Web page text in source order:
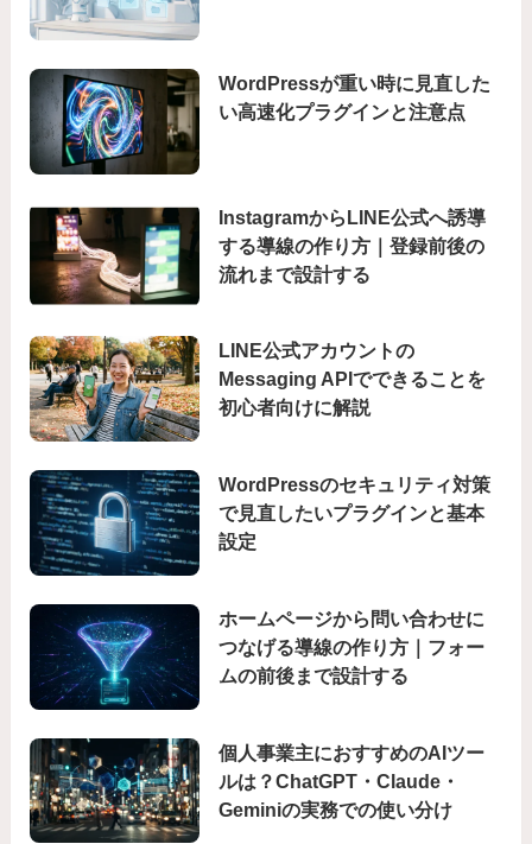
WordPressが重い時に見直した
い高速化プラグインと注意点
InstagramからLINE公式へ誘導
する導線の作り方｜登録前後の
流れまで設計する
LINE公式アカウントの
Messaging APIでできることを
初心者向けに解説
WordPressのセキュリティ対策
で見直したいプラグインと基本
設定
ホームページから問い合わせに
つなげる導線の作り方｜フォー
ムの前後まで設計する
個人事業主におすすめのAIツー
ルは？ChatGPT・Claude・
Geminiの実務での使い分け